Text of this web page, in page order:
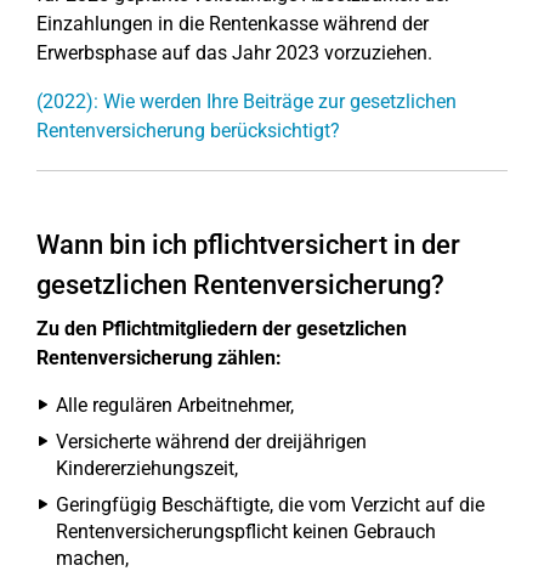
Einzahlungen in die Rentenkasse während der
Erwerbsphase auf das Jahr 2023 vorzuziehen.
(2022): Wie werden Ihre Beiträge zur gesetzlichen
Rentenversicherung berücksichtigt?
Wann bin ich pflichtversichert in der
gesetzlichen Rentenversicherung?
Zu den Pflichtmitgliedern der gesetzlichen
Rentenversicherung zählen:
Alle regulären Arbeitnehmer,
Versicherte während der dreijährigen
Kindererziehungszeit,
Geringfügig Beschäftigte, die vom Verzicht auf die
Rentenversicherungspflicht keinen Gebrauch
machen,